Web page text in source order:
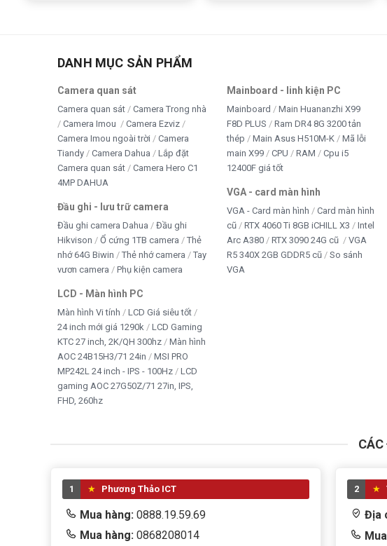
Tấm pin năng lượng
Công suất tấm pin
6V 12W
Khoảng 4 – 6 giờ nắng tốt
Thời gian chiếu sáng
8 – 12 giờ tùy điều kiện thời tiết
Diện tích chiếu sáng
Khoảng 80m²
Độ cao lắp đặt khuyến nghị
3 – 5 mét
Điều khiển
Remote từ xa
Chế độ hoạt động
Tự động bật/tắt theo cảm biến ánh
Chống nước
IP65/IP67 tùy phiên bản
Nhà ở, sân vườn, kho, bãi xe, trang
Giá trị thực tế khi sử dụng
Khác với đèn pha điện truyền thống, chi phí lớn nhất của hệ thống chiếu
điện và chi phí thi công dây dẫn.
Cổng nhà
Trang trại
DANH MỤC SẢN PHẨM
Camera quan sát
Camera quan sát
Camera Trong nhà
Camera Imou
Camera Ezviz
Camera Imou ngoài trời
Camera
Tiandy
Camera Dahua
Lắp đặt
Camera quan sát
Camera Hero C1
4MP DAHUA
Đầu ghi - lưu trữ camera
Đầu ghi camera Dahua
Đầu ghi
Hikvison
Ổ cứng 1TB camera
Thẻ
nhớ 64G Biwin
Thẻ nhớ camera
Tay
vươn camera
Phụ kiện camera
LCD - Màn hình PC
Màn hình Vi tính
LCD Giá siêu tốt
24 inch mới giá 1290k
LCD Gaming
KTC 27 inch, 2K/QH 300hz
Màn hình
AOC 24B15H3/71 24in
MSI PRO
MP242L 24 inch - IPS - 100Hz
LCD
gaming AOC 27G50Z/71 27in, IPS,
FHD, 260hz
Mainboard - linh kiện PC
Mainboard
Main Huananzhi X99
F8D PLUS
Ram DR4 8G 3200 tản
thép
Main Asus H510M-K
Mã lỗi
main X99
CPU RAM
Cpu i5
12400F giá tốt
VGA - card màn hình
VGA - Card màn hình
Card màn hình
cũ
RTX 4060 Ti 8GB iCHILL X3
Intel
Arc A380
RTX 3090 24G cũ
VGA
R5 340X 2GB GDDR5 cũ
So sánh
VGA
1 Phương Thảo ICT
Mua hàng: 0888.19.59.69
Mua hàng: 0868208014
2
Địa